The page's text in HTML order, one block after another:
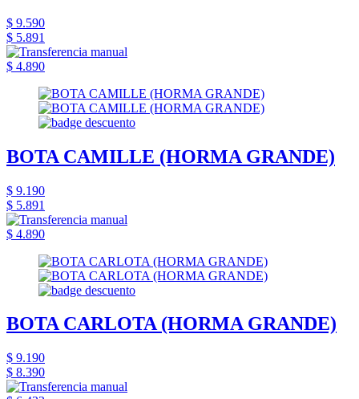
$ 9.590
$ 5.891
$ 4.890
BOTA CAMILLE (HORMA GRANDE)
$ 9.190
$ 5.891
$ 4.890
BOTA CARLOTA (HORMA GRANDE)
$ 9.190
$ 8.390